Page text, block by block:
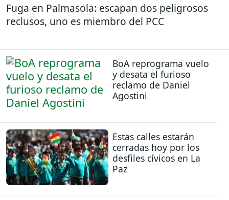
Fuga en Palmasola: escapan dos peligrosos
reclusos, uno es miembro del PCC
BoA reprograma vuelo
y desata el furioso
reclamo de Daniel
Agostini
Estas calles estarán
cerradas hoy por los
desfiles cívicos en La
Paz